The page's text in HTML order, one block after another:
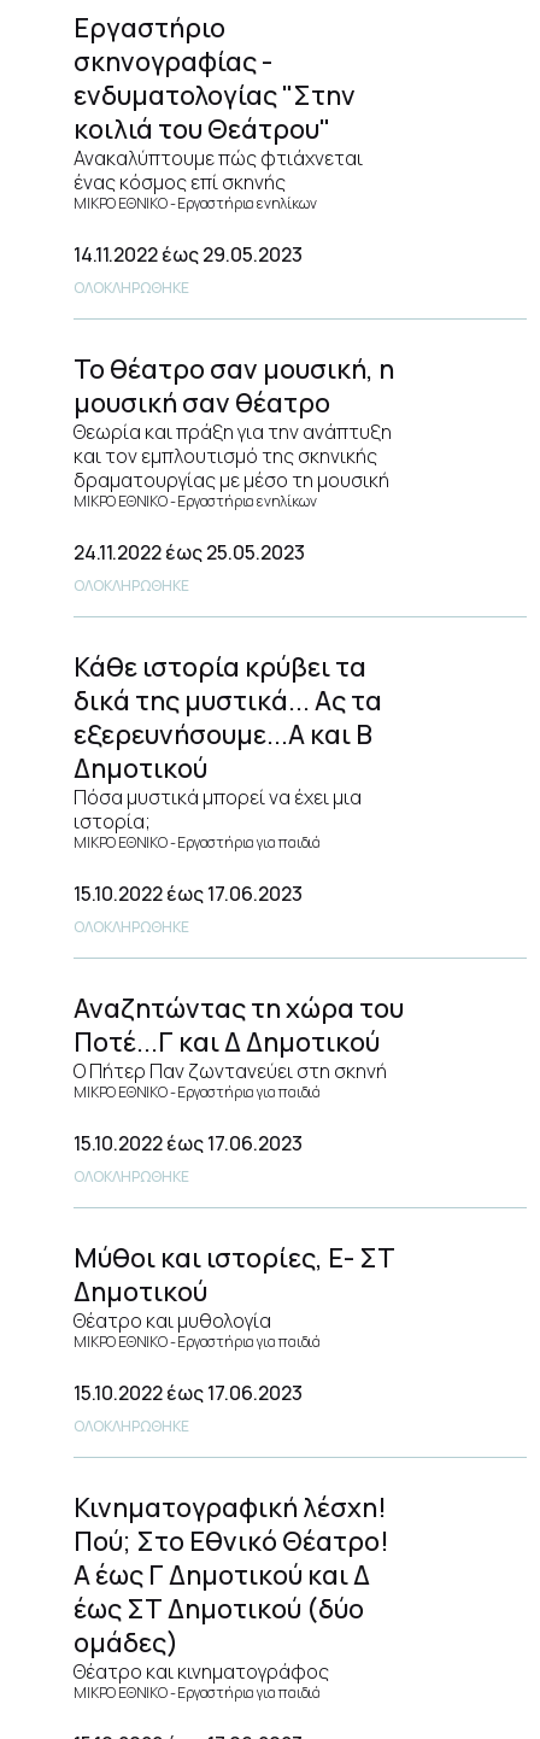
14.11.2022έως 29.05.2023
ΟΛΟΚΛΗΡΩΘΗΚΕ
Εργαστήριο
σκηνογραφίας -
ενδυματολογίας "Στην
κοιλιά του Θεάτρου"
Ανακαλύπτουμε πώς φτιάχνεται
ένας κόσμος επί σκηνής
ΜΙΚΡΟ ΕΘΝΙΚΟ Εργαστήρια ενηλίκων
24.11.2022έως 25.05.2023
ΟΛΟΚΛΗΡΩΘΗΚΕ
Το θέατρο σαν μουσική, η
μουσική σαν θέατρο
Θεωρία και πράξη για την ανάπτυξη
και τον εμπλουτισμό της σκηνικής
δραματουργίας με μέσο τη μουσική
ΜΙΚΡΟ ΕΘΝΙΚΟ Εργαστήρια ενηλίκων
15.10.2022έως 17.06.2023
ΟΛΟΚΛΗΡΩΘΗΚΕ
Κάθε ιστορία κρύβει τα
δικά της μυστικά... Ας τα
εξερευνήσουμε...Α και Β
Δημοτικού
Πόσα μυστικά μπορεί να έχει μια
ιστορία;
ΜΙΚΡΟ ΕΘΝΙΚΟ Εργαστήρια για παιδιά
15.10.2022έως 17.06.2023
ΟΛΟΚΛΗΡΩΘΗΚΕ
Αναζητώντας τη χώρα του
Ποτέ...Γ και Δ Δημοτικού
Ο Πήτερ Παν ζωντανεύει στη σκηνή
ΜΙΚΡΟ ΕΘΝΙΚΟ Εργαστήρια για παιδιά
15.10.2022έως 17.06.2023
ΟΛΟΚΛΗΡΩΘΗΚΕ
Μύθοι και ιστορίες, Ε- ΣΤ
Δημοτικού
Θέατρο και μυθολογία
ΜΙΚΡΟ ΕΘΝΙΚΟ Εργαστήρια για παιδιά
Κινηματογραφική λέσχη!
Πού; Στο Εθνικό Θέατρο!
Α έως Γ Δημοτικού και Δ
έως ΣΤ Δημοτικού (δύο
ομάδες)
Θέατρο και κινηματογράφος
ΜΙΚΡΟ ΕΘΝΙΚΟ Εργαστήρια για παιδιά